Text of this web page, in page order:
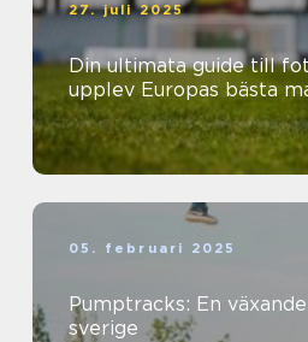
27. juli 2025
Din ultimata guide till
upplev Europas bästa
05. februari 2025
Pumptracks: En
sverige